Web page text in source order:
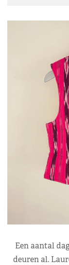
Een aantal
deuren al.